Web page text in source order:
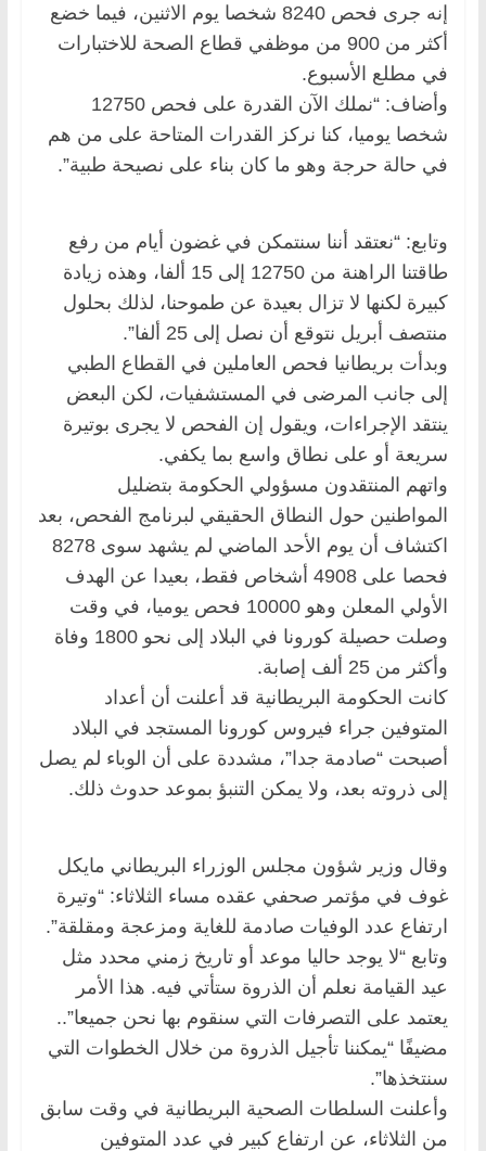
إنه جرى فحص 8240 شخصا يوم الاثنين، فيما خضع
أكثر من 900 من موظفي قطاع الصحة للاختبارات
في مطلع الأسبوع.
وأضاف: “نملك الآن القدرة على فحص 12750
شخصا يوميا، كنا نركز القدرات المتاحة على من هم
في حالة حرجة وهو ما كان بناء على نصيحة طبية”.
وتابع: “نعتقد أننا سنتمكن في غضون أيام من رفع
طاقتنا الراهنة من 12750 إلى 15 ألفا، وهذه زيادة
كبيرة لكنها لا تزال بعيدة عن طموحنا، لذلك بحلول
منتصف أبريل نتوقع أن نصل إلى 25 ألفا”.
وبدأت بريطانيا فحص العاملين في القطاع الطبي
إلى جانب المرضى في المستشفيات، لكن البعض
ينتقد الإجراءات، ويقول إن الفحص لا يجرى بوتيرة
سريعة أو على نطاق واسع بما يكفي.
واتهم المنتقدون مسؤولي الحكومة بتضليل
المواطنين حول النطاق الحقيقي لبرنامج الفحص، بعد
اكتشاف أن يوم الأحد الماضي لم يشهد سوى 8278
فحصا على 4908 أشخاص فقط، بعيدا عن الهدف
الأولي المعلن وهو 10000 فحص يوميا، في وقت
وصلت حصيلة كورونا في البلاد إلى نحو 1800 وفاة
وأكثر من 25 ألف إصابة.
كانت الحكومة البريطانية قد أعلنت أن أعداد
المتوفين جراء فيروس كورونا المستجد في البلاد
أصبحت “صادمة جدا”، مشددة على أن الوباء لم يصل
إلى ذروته بعد، ولا يمكن التنبؤ بموعد حدوث ذلك.
وقال وزير شؤون مجلس الوزراء البريطاني مايكل
غوف في مؤتمر صحفي عقده مساء الثلاثاء: “وتيرة
ارتفاع عدد الوفيات صادمة للغاية ومزعجة ومقلقة”.
وتابع “لا يوجد حاليا موعد أو تاريخ زمني محدد مثل
عيد القيامة نعلم أن الذروة ستأتي فيه. هذا الأمر
يعتمد على التصرفات التي سنقوم بها نحن جميعا”..
مضيفًا “يمكننا تأجيل الذروة من خلال الخطوات التي
سنتخذها”.
وأعلنت السلطات الصحية البريطانية في وقت سابق
من الثلاثاء، عن ارتفاع كبير في عدد المتوفين